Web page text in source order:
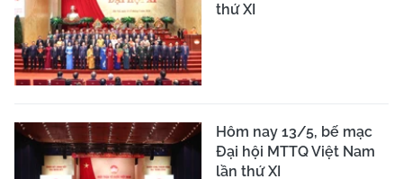
thứ XI
Hôm nay 13/5, bế mạc
Đại hội MTTQ Việt Nam
lần thứ XI